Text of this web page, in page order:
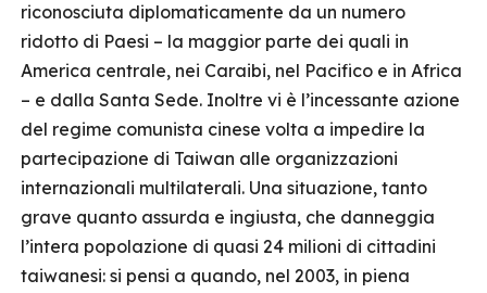
riconosciuta diplomaticamente da un numero
ridotto di Paesi – la maggior parte dei quali in
America centrale, nei Caraibi, nel Pacifico e in Africa
– e dalla Santa Sede. Inoltre vi è l’incessante azione
del regime comunista cinese volta a impedire la
partecipazione di Taiwan alle organizzazioni
internazionali multilaterali. Una situazione, tanto
grave quanto assurda e ingiusta, che danneggia
l’intera popolazione di quasi 24 milioni di cittadini
taiwanesi: si pensi a quando, nel 2003, in piena